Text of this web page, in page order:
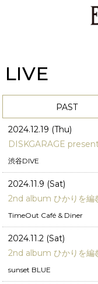
LIVE
PAST
2024.12.19 (Thu)
DISKGARAGE
渋谷DIVE
2024.11.9 (Sat)
2nd album ひかりを
TimeOut Café & Diner
2024.11.2 (Sat)
2nd album ひかりを
sunset BLUE